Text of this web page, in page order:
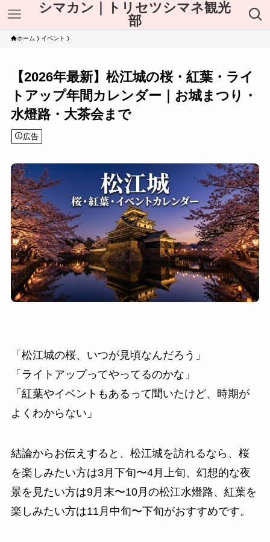
シマカン｜トリセツシマネ観光
部
ホーム イベント
【2026年最新】松江城の桜・紅葉・ライ
トアップ年間カレンダー｜お城まつり・
水燈路・大茶会まで
広告
「松江城の桜、いつが見頃なんだろう」
「ライトアップってやってるのかな」
「紅葉やイベントもあるって聞いたけど、時期が
よくわからない」
結論からお伝えすると、松江城を訪れるなら、桜
を楽しみたい方は3月下旬〜4月上旬、幻想的な夜
景を見たい方は9月末〜10月の松江水燈路、紅葉を
楽しみたい方は11月中旬〜下旬がおすすめです。